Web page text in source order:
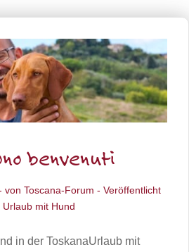
benvenuti
von Toscana-Forum - Veröffentlicht
Urlaub mit Hund
in der ToskanaUrlaub mit